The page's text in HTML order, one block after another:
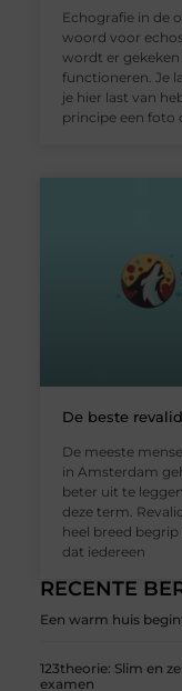
RECENTE
Een warm huis
123theorie: Slim en
examen
Echografie in de
woord voor
wordt er
functioneren. Je
je hier last van
principe een foto
De beste
De meeste
in Amsterdam
beter uit te
deze term.
heel breed
dat iedereen